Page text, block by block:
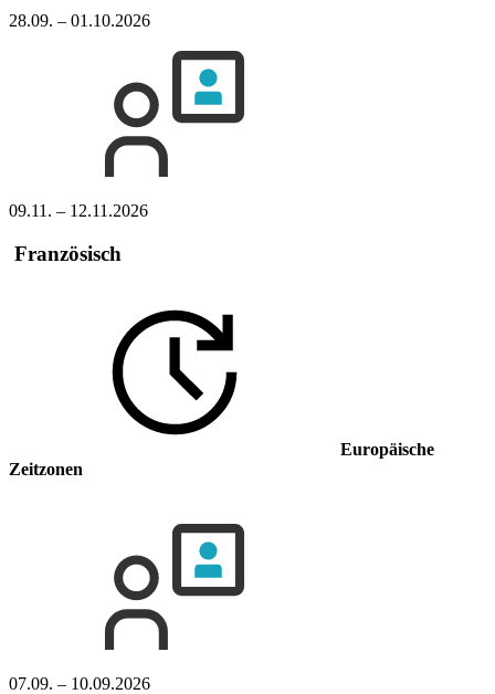
28.09. – 01.10.2026
09.11. – 12.11.2026
Französisch
Europäische
Zeitzonen
07.09. – 10.09.2026